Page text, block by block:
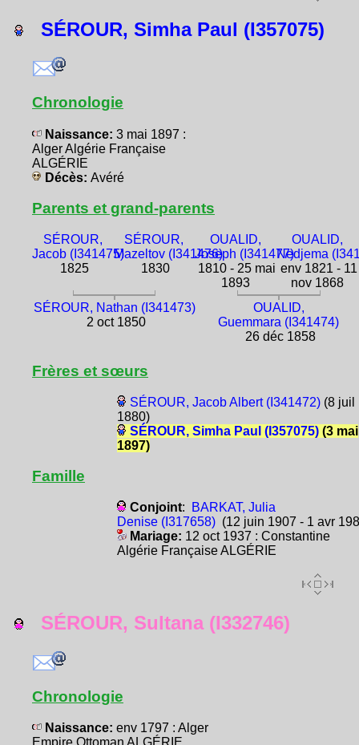
SÉROUR, Simha Paul (I357075)
Chronologie
Naissance: 3 mai 1897 :
Alger Algérie Française
ALGÉRIE
Décès: Avéré
Parents et grand-parents
SÉROUR,
Jacob (I341475)
1825
SÉROUR,
Mazeltov (I341476)
1830
OUALID,
Joseph (I341477)
1810 - 25 mai
1893
OUALID,
Nedjema
env 1821 - 11
nov 1868
SÉROUR, Nathan (I341473)
2 oct 1850
OUALID,
Guemmara (I341474)
26 déc 1858
Frères et sœurs
SÉROUR, Jacob Albert (I341472)(8 juil
1880)
SÉROUR, Simha Paul (I357075)(3 mai
1897)
Famille
Conjoint:
BARKAT, Julia
Denise (I317658)(12 juin 1907 - 1 avr
Mariage: 12 oct 1937 : Constantine
Algérie Française ALGÉRIE
SÉROUR, Sultana (I332746)
Chronologie
Naissance: env 1797 : Alger